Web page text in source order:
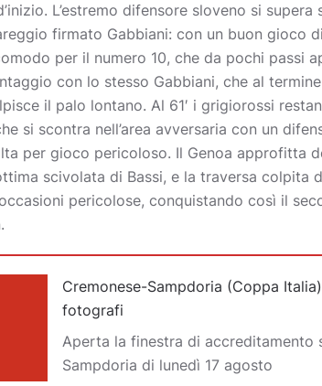
L’estremo difensore sloveno si
firmato Gabbiani: con un buon gioco
per il numero 10, che da pochi passi
con lo stesso Gabbiani, che al
il palo lontano. Al 61′ i grigiorossi
si scontra nell’area avversaria con un
per gioco pericoloso. Il Genoa approfitta
scivolata di Bassi, e la traversa colpita
pericolose, conquistando così il
Cremonese-Sampdoria (Coppa
fotografi
Aperta la finestra di accreditamento
Sampdoria di lunedì 17 agosto